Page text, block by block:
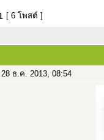
[ 6 โพสต์ ]
28 ธ.ค. 2013, 08:54